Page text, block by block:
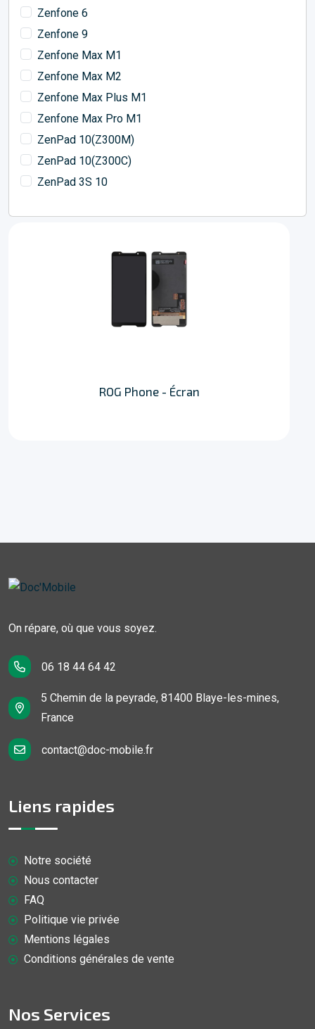
Zenfone 6
Zenfone 9
Zenfone Max M1
Zenfone Max M2
Zenfone Max Plus M1
Zenfone Max Pro M1
ZenPad 10(Z300M)
ZenPad 10(Z300C)
ZenPad 3S 10
ROG Phone - Écran
On répare, où que vous soyez.
06 18 44 64 42
5 Chemin de la peyrade, 81400 Blaye-les-mines,
France
contact@doc-mobile.fr
Liens rapides
Notre société
Nous contacter
FAQ
Politique vie privée
Mentions légales
Conditions générales de vente
Nos Services